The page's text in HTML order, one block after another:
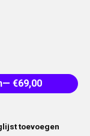
— €69,00
toevoegen